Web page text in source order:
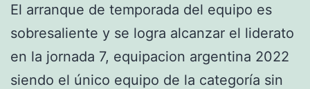
El arranque de temporada del equipo es
sobresaliente y se logra alcanzar el liderato
en la jornada 7, equipacion argentina 2022
siendo el único equipo de la categoría sin